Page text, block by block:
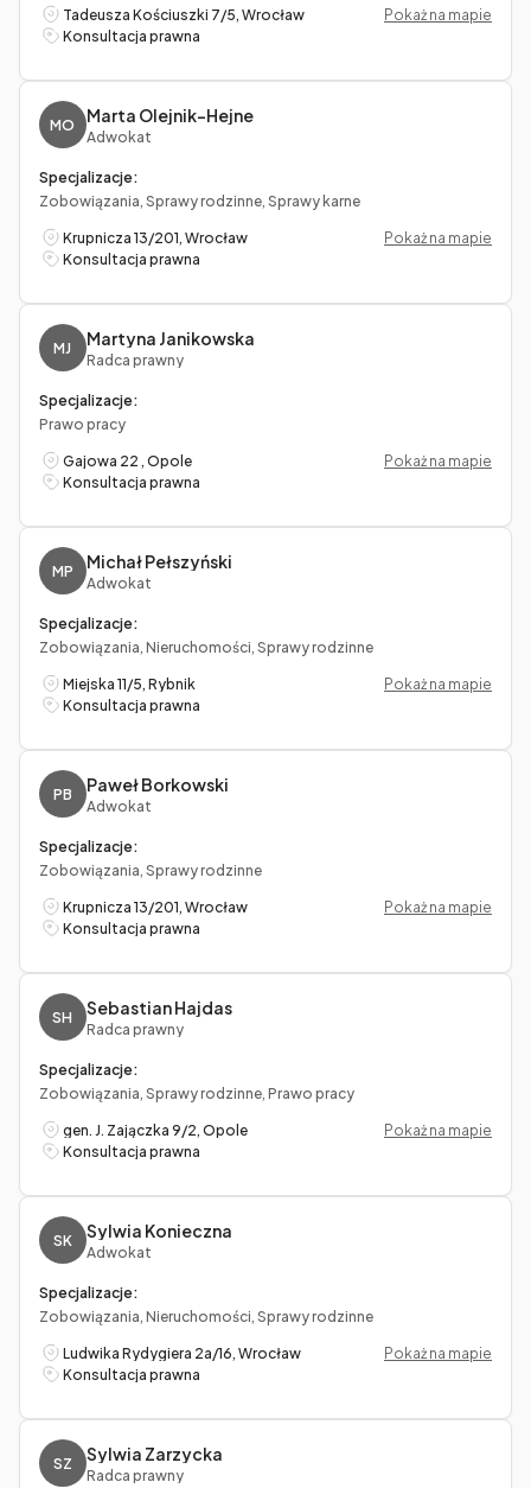
Tadeusza Kościuszki 7/5, Wrocław
Pokaż na mapie
Konsultacja prawna
MO Marta Olejnik-Hejne
Adwokat
Specjalizacje:
Zobowiązania, Sprawy rodzinne, Sprawy karne
Krupnicza 13/201, Wrocław
Pokaż na mapie
Konsultacja prawna
MJ Martyna Janikowska
Radca prawny
Specjalizacje:
Prawo pracy
Gajowa 22 , Opole
Pokaż na mapie
Konsultacja prawna
MP Michał Pełszyński
Adwokat
Specjalizacje:
Zobowiązania, Nieruchomości, Sprawy rodzinne
Miejska 11/5, Rybnik
Pokaż na mapie
Konsultacja prawna
PB Paweł Borkowski
Adwokat
Specjalizacje:
Zobowiązania, Sprawy rodzinne
Krupnicza 13/201, Wrocław
Pokaż na mapie
Konsultacja prawna
SH Sebastian Hajdas
Radca prawny
Specjalizacje:
Zobowiązania, Sprawy rodzinne, Prawo pracy
gen. J. Zajączka 9/2, Opole
Pokaż na mapie
Konsultacja prawna
SK Sylwia Konieczna
Adwokat
Specjalizacje:
Zobowiązania, Nieruchomości, Sprawy rodzinne
Ludwika Rydygiera 2a/16, Wrocław
Pokaż na mapie
Konsultacja prawna
SZ Sylwia Zarzycka
Radca prawny